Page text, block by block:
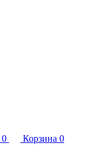
0 Корзина 0